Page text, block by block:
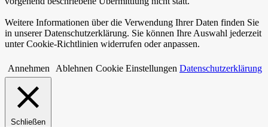
Weitere Informationen über die Verwendung Ihrer Daten finden Sie
in unserer Datenschutzerklärung. Sie können Ihre Auswahl jederzeit
unter Cookie-Richtlinien widerrufen oder anpassen.
Annehmen Ablehnen Cookie Einstellungen Datenschutzerklärung
Schließen